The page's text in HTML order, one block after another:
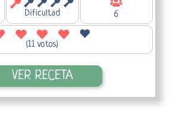
Dificultad 6
(11 votos)
VER RECETA